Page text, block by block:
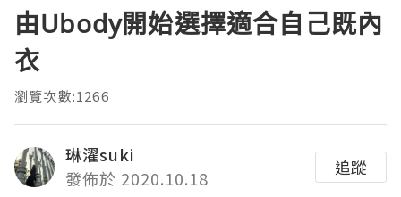
由Ubody開始選擇適合自己既內
衣
瀏覽次數:1266
琳濯suki
發佈於 2020.10.18
追蹤